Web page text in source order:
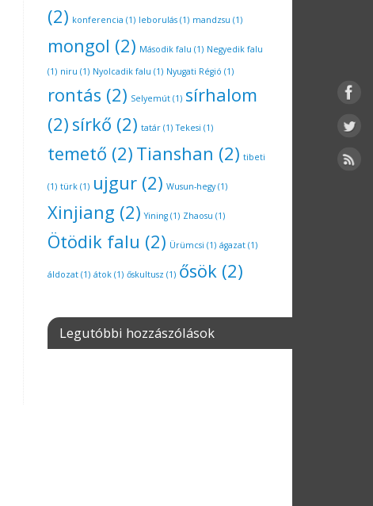
(2) konferencia (1) leborulás (1) mandzsu (1)
mongol (2) Második falu (1) Negyedik falu
(1) niru (1) Nyolcadik falu (1) Nyugati Régió (1)
rontás (2) Selyemút (1) sírhalom
(2) sírkő (2) tatár (1) Tekesi (1)
temető (2) Tianshan (2) tibeti
(1) türk (1) ujgur (2) Wusun-hegy(1)
Xinjiang (2) Yining (1) Zhaosu (1)
Ötödik falu (2) Ürümcsi (1) ágazat (1)
áldozat (1) átok (1) őskultusz (1) ősök (2)
Legutóbbi hozzászólások